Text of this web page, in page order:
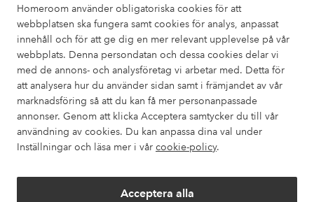
Homeroom använder obligatoriska cookies för att
webbplatsen ska fungera samt cookies för analys, anpassat
innehåll och för att ge dig en mer relevant upplevelse på vår
webbplats. Denna persondatan och dessa cookies delar vi
med de annons- och analysföretag vi arbetar med. Detta för
att analysera hur du använder sidan samt i främjandet av vår
marknadsföring så att du kan få mer personanpassade
annonser. Genom att klicka Acceptera samtycker du till vår
användning av cookies. Du kan anpassa dina val under
Inställningar och läsa mer i vår cookie-policy.
Acceptera alla
Säkra betalningar
Vill du veta mer om våra betalalternativ ?
elpy